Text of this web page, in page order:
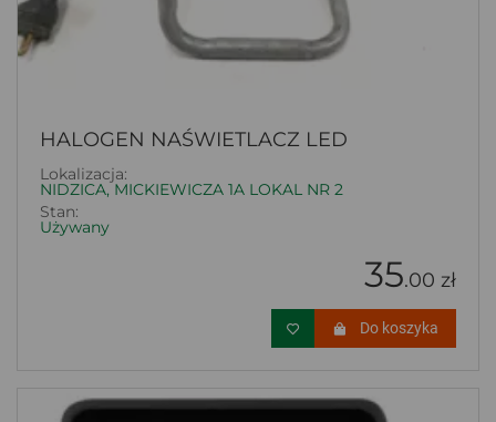
HALOGEN NAŚWIETLACZ LED
Lokalizacja:
NIDZICA, MICKIEWICZA 1A LOKAL NR 2
Stan:
Używany
35.00 zł
Do koszyka